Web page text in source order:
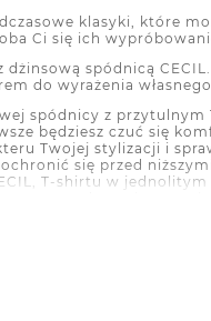
klasyki, które
Ci się ich
spódnicą
do wyrażenia
spódnicy z
będziesz czuć się
Twojej stylizacji i
się przed
T-shirtu w